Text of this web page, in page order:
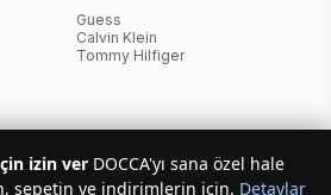
Guess
Calvin Klein
Tommy Hilfiger
Sözleşmesi
Mesafeli Satış Sözleşmesi
PolitikasıÇerez Politikası
izin ver DOCCA'yı sana özel hale
sepetin ve indirimlerin için. Detaylar